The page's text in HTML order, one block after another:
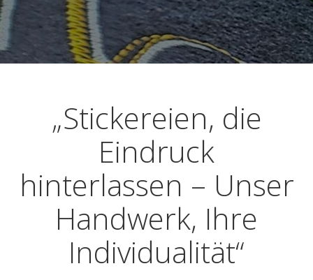
„Stickereien, die
Eindruck
hinterlassen – Unser
Handwerk, Ihre
Individualität“